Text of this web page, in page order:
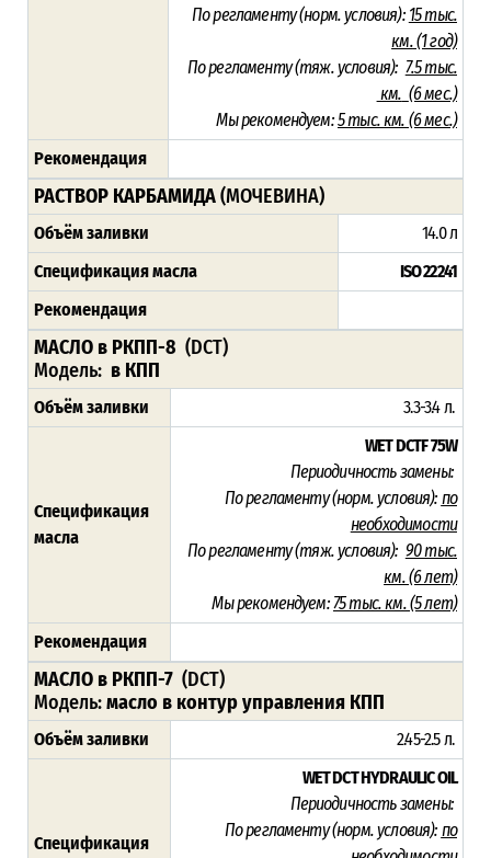
По регламенту (норм. условия): 15 тыс.
км.(1 год)
По регламенту (тяж. условия): 7.5 тыс.
км. (6 мес.)
Мы рекомендуем:5 тыс. км. (6 мес.)
Рекомендация
РАСТВОР КАРБАМИДА(МОЧЕВИНА)
Объём заливки
14.0 л
Спецификация масла
ISO 22241
Рекомендация
МАСЛО в РКПП-8 (DCT)
Модель: в КПП
Объём заливки 3.3-3.4 л.
Спецификация
масла
WET DCTF 75W
Периодичность замены:
По регламенту (норм. условия): по
необходимости
По регламенту (тяж. условия): 90 тыс.
км. (6 лет)
Мы рекомендуем:75 тыс. км. (5 лет)
Рекомендация
МАСЛО в РКПП-7 (DCT)
Модель:масло в контур управления КПП
Объём заливки 2.45-2.5 л.
Спецификация
WET DCT HYDRAULIC OIL
Периодичность замены:
По регламенту (норм. условия): по